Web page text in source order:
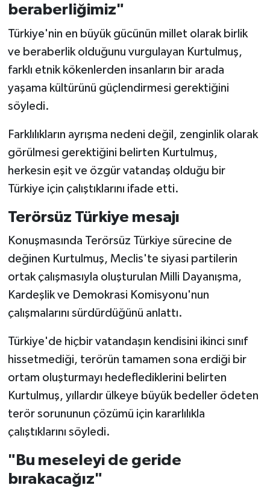
beraberliğimiz"
Türkiye'nin en büyük gücünün millet olarak birlik
ve beraberlik olduğunu vurgulayan Kurtulmuş,
farklı etnik kökenlerden insanların bir arada
yaşama kültürünü güçlendirmesi gerektiğini
söyledi.
Farklılıkların ayrışma nedeni değil, zenginlik olarak
görülmesi gerektiğini belirten Kurtulmuş,
herkesin eşit ve özgür vatandaş olduğu bir
Türkiye için çalıştıklarını ifade etti.
Terörsüz Türkiye mesajı
Konuşmasında Terörsüz Türkiye sürecine de
değinen Kurtulmuş, Meclis'te siyasi partilerin
ortak çalışmasıyla oluşturulan Milli Dayanışma,
Kardeşlik ve Demokrasi Komisyonu'nun
çalışmalarını sürdürdüğünü anlattı.
Türkiye'de hiçbir vatandaşın kendisini ikinci sınıf
hissetmediği, terörün tamamen sona erdiği bir
ortam oluşturmayı hedeflediklerini belirten
Kurtulmuş, yıllardır ülkeye büyük bedeller ödeten
terör sorununun çözümü için kararlılıkla
çalıştıklarını söyledi.
"Bu meseleyi de geride
bırakacağız"